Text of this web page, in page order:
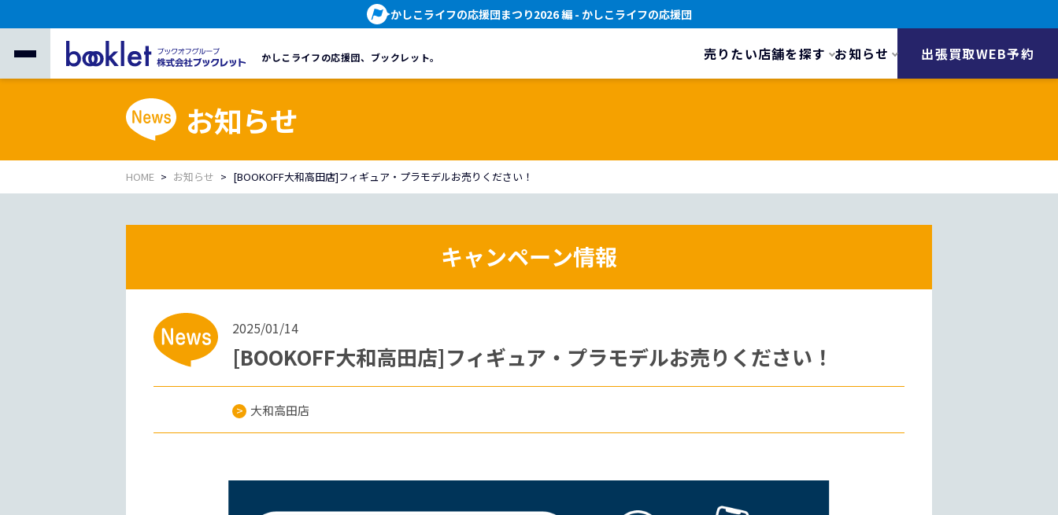
かしこライフの応援団まつり2026 編- かしこライフの応援団
かしこライフの応援団、 ブックレット。 売りたい店舗を探す お知らせ 出張買取WEB予約
お知らせ
HOME お知らせ [BOOKOFF大和高田店]フィギュア・プラモデルお売りください！
2025/01/14
[BOOKOFF大和高田店]フィギュア・プラモデルお売りください！
大和高田店